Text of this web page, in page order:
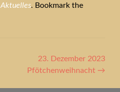
Aktuelles. Bookmark the
23. Dezember 2023
Pfötchenweihnacht →